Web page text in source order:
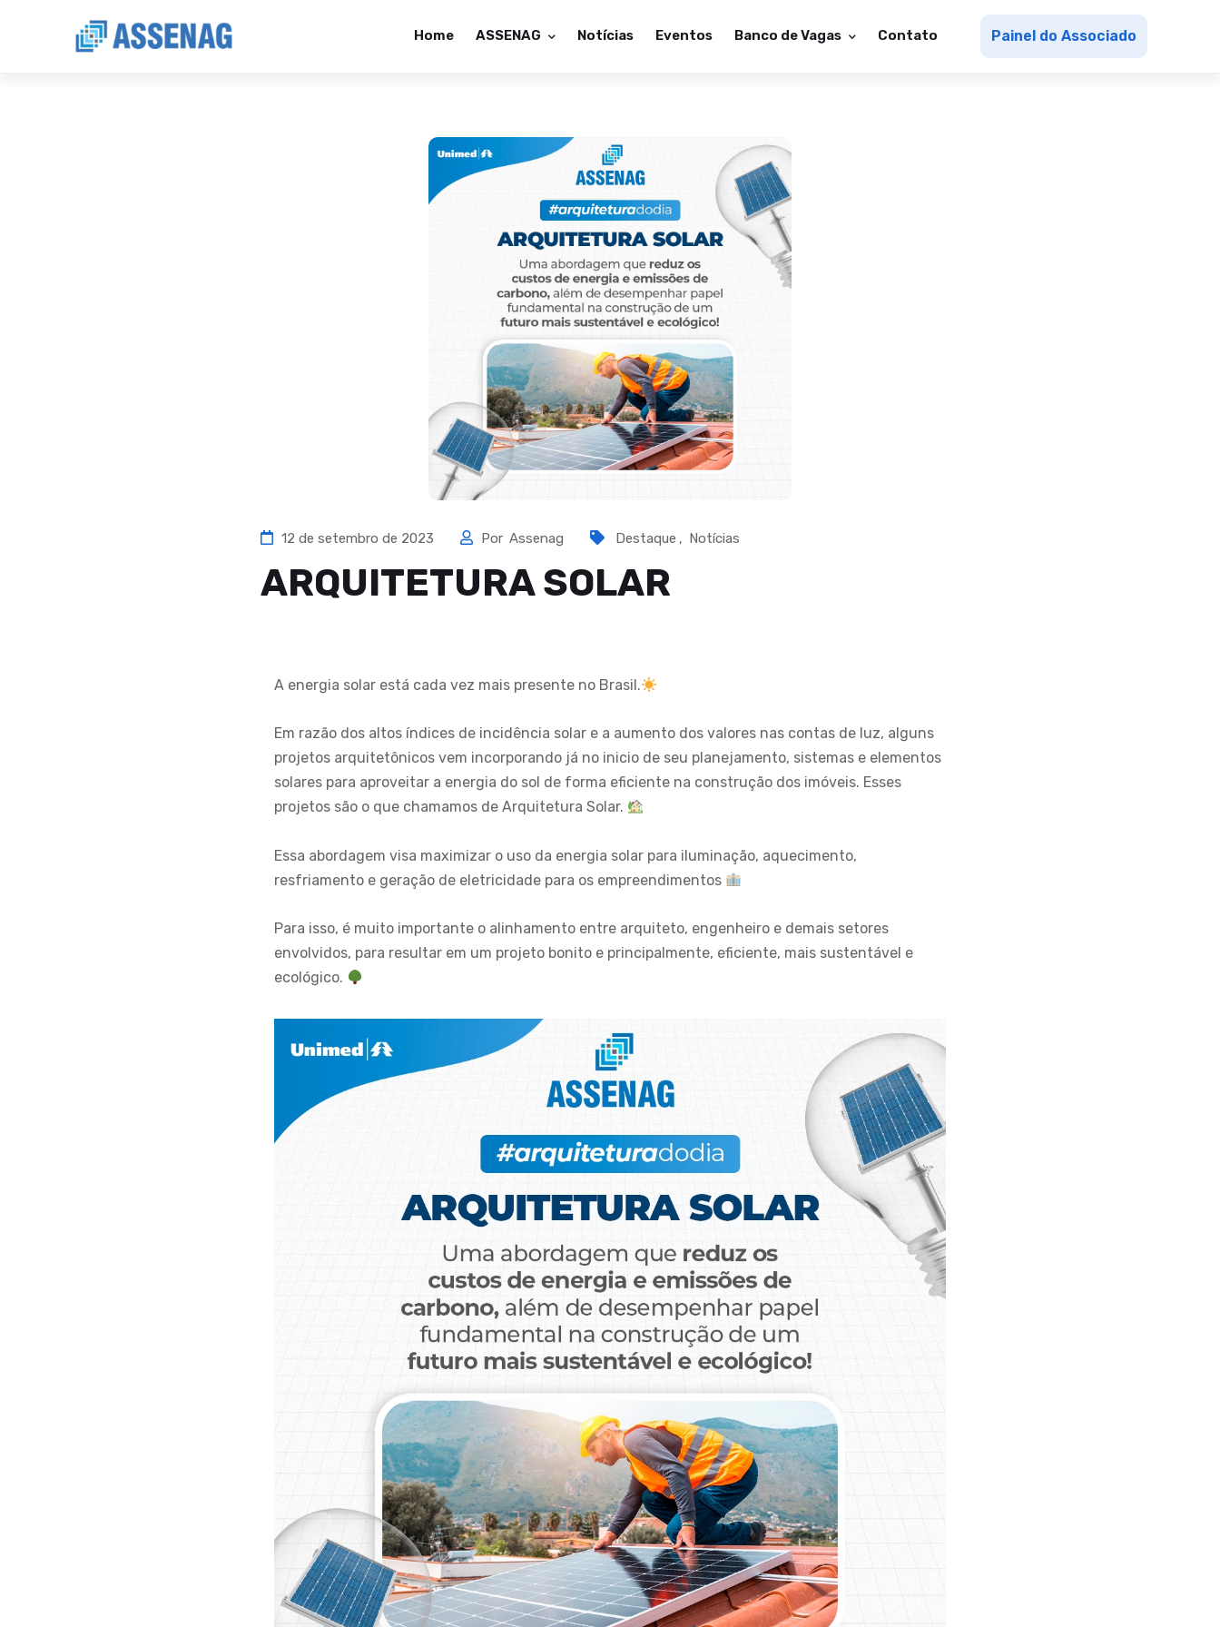
Painel do Associado
Home ASSENAG Notícias Eventos Banco de Vagas Contato
12 de setembro de 2023 Por Assenag Destaque , Notícias
ARQUITETURA SOLAR
A energia solar está cada vez mais presente no Brasil.
Em razão dos altos índices de incidência solar e a aumento dos valores nas contas de luz, alguns
projetos arquitetônicos vem incorporando já no inicio de seu planejamento, sistemas e elementos
solares para aproveitar a energia do sol de forma eficiente na construção dos imóveis. Esses
projetos são o que chamamos de Arquitetura Solar.
Essa abordagem visa maximizar o uso da energia solar para iluminação, aquecimento,
resfriamento e geração de eletricidade para os empreendimentos
Para isso, é muito importante o alinhamento entre arquiteto, engenheiro e demais setores
envolvidos, para resultar em um projeto bonito e principalmente, eficiente, mais sustentável e
ecológico.